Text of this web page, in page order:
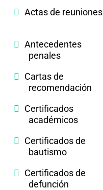
Actas de reuniones
Antecedentes
penales
Cartas de
recomendación
Certificados
académicos
Certificados de
bautismo
Certificados de
defunción